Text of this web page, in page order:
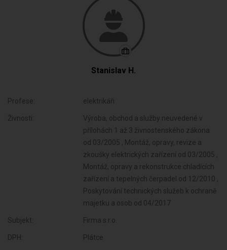
Stanislav H.
Profese: elektrikáři
Živnosti:
Výroba, obchod a služby neuvedené v
přílohách 1 až 3 živnostenského zákona
od 03/2005 , Montáž, opravy, revize a
zkoušky elektrických zařízení od 03/2005 ,
Montáž, opravy a rekonstrukce chladících
zařízení a tepelných čerpadel od 12/2010 ,
Poskytování technických služeb k ochraně
majetku a osob od 04/2017
Subjekt: Firma s.r.o.
DPH: Plátce